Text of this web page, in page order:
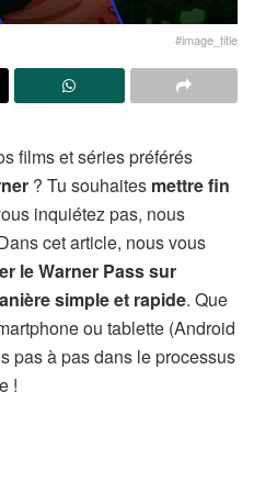
#image_title
films et séries préférés
? Tu souhaites mettre fin
inquiétez pas, nous
cet article, nous vous
le Warner Pass sur
simple et rapide. Que
ou tablette (Android
pas à pas dans le processus
!